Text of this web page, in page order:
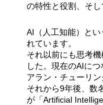
の特性と役割、そ
AI（人工知能）と
れています。
それ以前にも思考
した。現在のAIに
アラン・チューリ
それから9年後、数
が「Artificial